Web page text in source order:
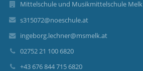
Mittelschule und Musikmittelschule Melk
s315072@noeschule.at
ingeborg.lechner@msmelk.at
02752 21 100 6820
+43 676 844 715 6820